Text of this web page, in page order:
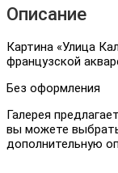
Описание
Картина «Улица
французской
Без оформления
Галерея
вы можете
дополнительную